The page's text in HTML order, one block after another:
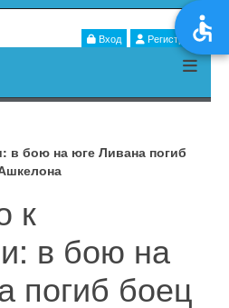
Вход Регистрация
в бою на юге Ливана погиб
к
в бою на
погиб боец